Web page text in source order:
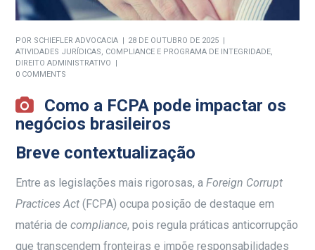
POR SCHIEFLER ADVOCACIA
28 DE OUTUBRO DE 2025
ATIVIDADES JURÍDICAS, COMPLIANCE E PROGRAMA DE INTEGRIDADE,
DIREITO ADMINISTRATIVO
0 COMMENTS
Como a FCPA pode impactar os
negócios brasileiros
Breve contextualização
Entre as legislações mais rigorosas, aForeign Corrupt
Practices Act (FCPA) ocupa posição de destaque em
matéria decompliance, pois regula práticas anticorrupção
que transcendem fronteiras e impõe responsabilidades